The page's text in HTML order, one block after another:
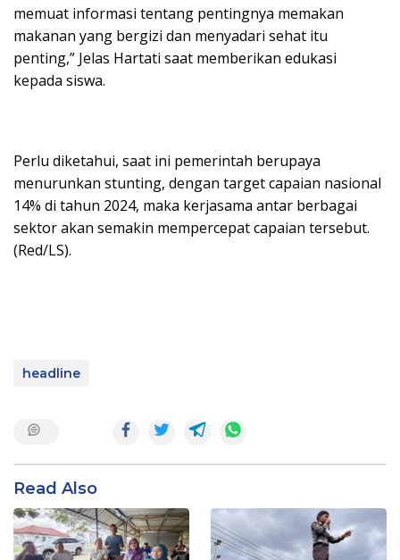
memuat informasi tentang pentingnya memakan
makanan yang bergizi dan menyadari sehat itu
penting,” Jelas Hartati saat memberikan edukasi
kepada siswa.
Perlu diketahui, saat ini pemerintah berupaya
menurunkan stunting, dengan target capaian nasional
14% di tahun 2024, maka kerjasama antar berbagai
sektor akan semakin mempercepat capaian tersebut.
(Red/LS).
headline
Read Also